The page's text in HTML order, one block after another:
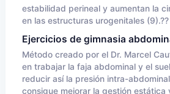
estabilidad perineal y aumentan la
en las estructuras urogenitales (9).??
Ejercicios de gimnasia
Método creado por el Dr. Marcel
en trabajar la faja abdominal y el
reducir así la presión intra-
consigue mejorar la gestión estática